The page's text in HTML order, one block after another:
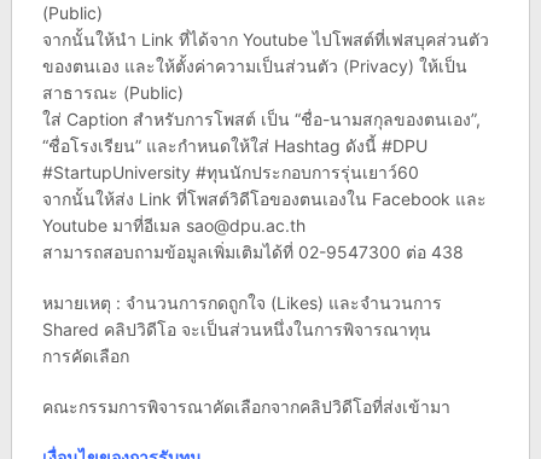
(Public)
จากนั้นให้นำ Link ที่ได้จาก Youtube ไปโพสต์ที่เฟสบุคส่วนตัว
ของตนเอง และให้ตั้งค่าความเป็นส่วนตัว (Privacy) ให้เป็น
สาธารณะ (Public)
ใส่ Caption สำหรับการโพสต์ เป็น “ชื่อ-นามสกุลของตนเอง”,
“ชื่อโรงเรียน” และกำหนดให้ใส่ Hashtag ดังนี้ #DPU
#StartupUniversity #ทุนนักประกอบการรุ่นเยาว์60
จากนั้นให้ส่ง Link ที่โพสต์วิดีโอของตนเองใน Facebook และ
Youtube มาที่อีเมล sao@dpu.ac.th
สามารถสอบถามข้อมูลเพิ่มเติมได้ที่ 02-9547300 ต่อ 438
หมายเหตุ : จำนวนการกดถูกใจ (Likes) และจำนวนการ
Shared คลิปวิดีโอ จะเป็นส่วนหนึ่งในการพิจารณาทุน
การคัดเลือก
คณะกรรมการพิจารณาคัดเลือกจากคลิปวิดีโอที่ส่งเข้ามา